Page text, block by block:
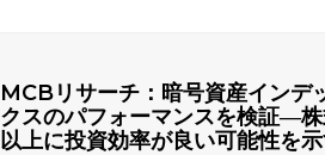
MCBリサーチ：暗号資産インデ
クスのパフォーマンスを検証―
以上に投資効率が良い可能性を